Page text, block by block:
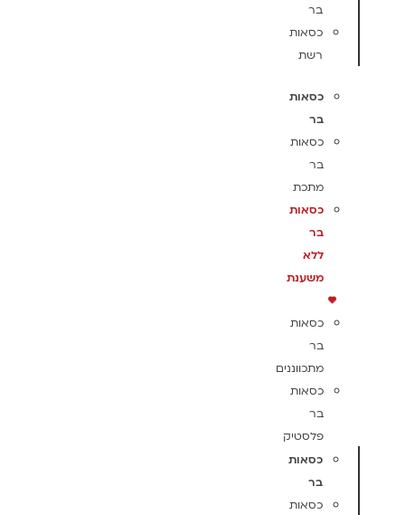
בר
כסאות
רשת
כסאות
בר
כסאות
בר
מתכת
כסאות
בר
ללא
משענת
כסאות
בר
מתכווננים
כסאות
בר
פלסטיק
כסאות
בר
כסאות